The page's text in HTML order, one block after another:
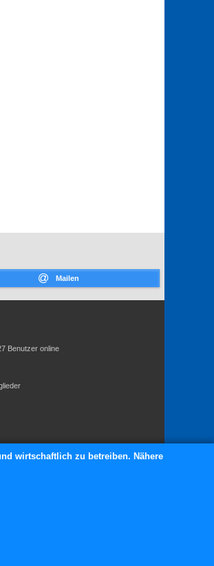
Mailen
Benutzer online
wirtschaftlich zu betreiben. Nähere